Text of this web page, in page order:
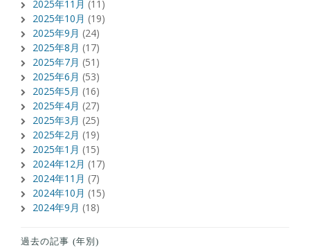
2025年11月 (11)
2025年10月 (19)
2025年9月 (24)
2025年8月 (17)
2025年7月 (51)
2025年6月 (53)
2025年5月 (16)
2025年4月 (27)
2025年3月 (25)
2025年2月 (19)
2025年1月 (15)
2024年12月 (17)
2024年11月 (7)
2024年10月 (15)
2024年9月 (18)
過去の記事 (年別)